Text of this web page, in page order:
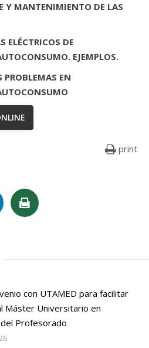
Y MANTENIMIENTO DE LAS
ELÉCTRICOS DE
EJEMPLOS.
PROBLEMAS EN
print
con UTAMED para facilitar
Máster Universitario en
Profesorado